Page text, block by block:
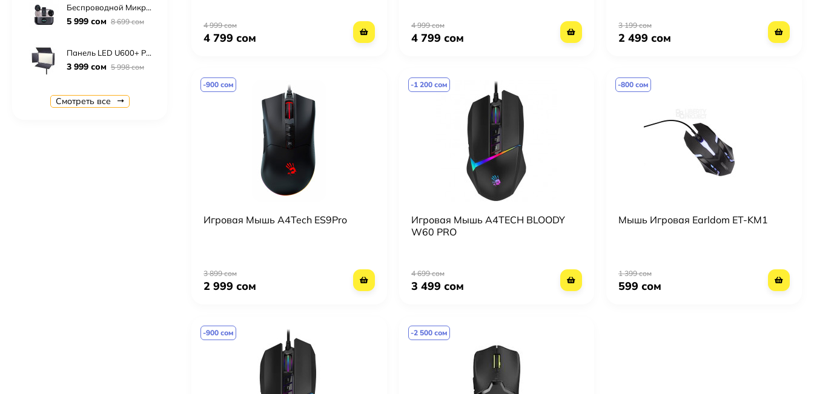
4 999 сом
4 799 сом
4 999 сом
4 799 сом
3 199 сом
2 499 сом
-900 сом
Игровая Мышь A4Tech ES9Pro
3 899 сом
2 999 сом
-1 200 сом
Игровая Мышь A4TECH BLOODY
W60 PRO
4 699 сом
3 499 сом
-800 сом
Мышь Игровая Earldom ET-KM1
1 399 сом
599 сом
-900 сом -2 500 сом
Беспроводной Микрофон K31 Pro (Type-C, Lightning) (Петличка)
5 999 сом 8 699 сом
Панель LED U600+ PRO (RGB)
3 999 сом 5 998 сом
Смотреть все